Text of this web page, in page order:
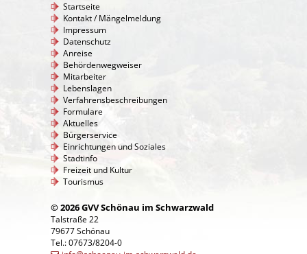
Startseite
Kontakt / Mängelmeldung
Impressum
Datenschutz
Anreise
Behördenwegweiser
Mitarbeiter
Lebenslagen
Verfahrensbeschreibungen
Formulare
Aktuelles
Bürgerservice
Einrichtungen und Soziales
Stadtinfo
Freizeit und Kultur
Tourismus
© 2026 GVV Schönau im Schwarzwald
Talstraße 22
79677 Schönau
Tel.: 07673/8204-0